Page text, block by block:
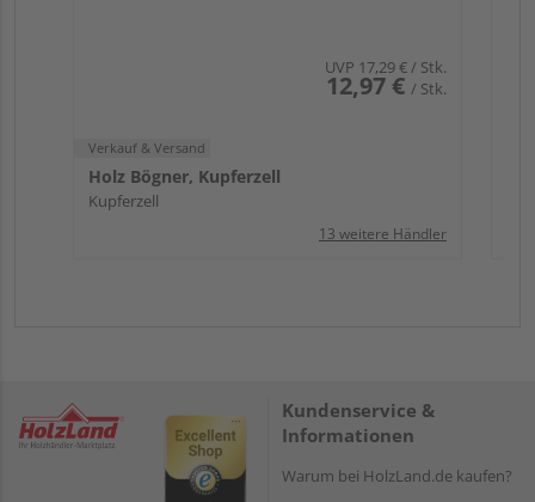
UVP 17,29 €/ Stk.
12,97 € / Stk.
Verkauf & Versand
Holz Bögner, Kupferzell
Kupferzell
13 weitere Händler
Kundenservice &
Informationen
Warum bei HolzLand.de kaufen?